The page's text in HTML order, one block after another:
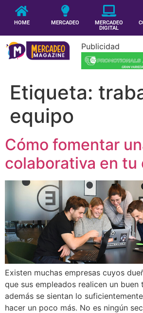
HOME MERCADEO
MERCADEO
DIGITAL
Publicidad
Etiqueta:
equipo
Cómo fomentar
colaborativa en tu
Existen muchas empresas cuyos
que sus empleados realicen un buen
además se sientan lo
hacer un poco más. No es ningún